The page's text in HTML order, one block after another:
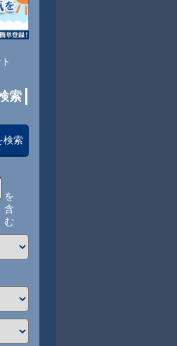
東
1索
検索
を
含
む